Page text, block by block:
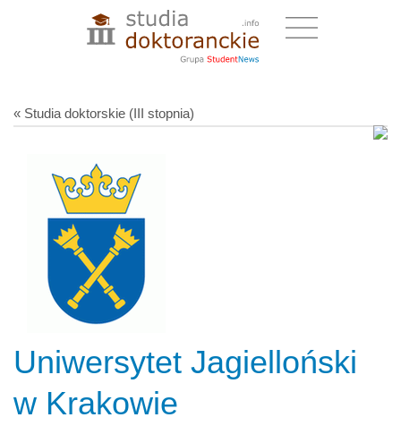
« Studia doktorskie (III stopnia)
Uniwersytet Jagielloński
w Krakowie